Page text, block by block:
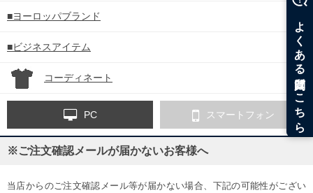
■ヨーロッパブランド
■ビジネスアイテム
コーディネート
PC スマートフォン
※ご注文確認メールが届かないお客様へ
当店からのご注文確認メール等が届かない場合、下記の可能性がござい